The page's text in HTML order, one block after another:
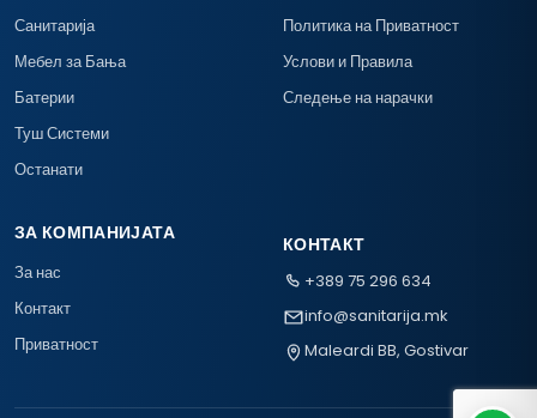
Санитарија
Мебел за Бања
Батерии
Туш Системи
Останати
Политика на Приватност
Услови и Правила
Следење на нарачки
ЗА КОМПАНИЈАТА
За нас
Контакт
Приватност
КОНТАКТ
+389 75 296 634
info@sanitarija.mk
Maleardi BB, Gostivar